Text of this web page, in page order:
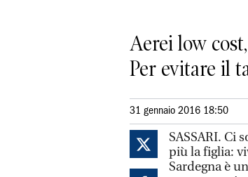
Aerei low
Per evitare il
31 gennaio 2016 18:50
SASSARI. Ci
più la figlia:
Sardegna è